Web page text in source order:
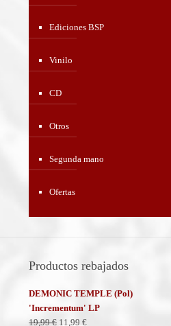
Ediciones BSP
Vinilo
CD
Otros
Segunda mano
Ofertas
Productos rebajados
DEMONIC TEMPLE (Pol)
'Incrementum' LP
19,99€ El
11,99 €El